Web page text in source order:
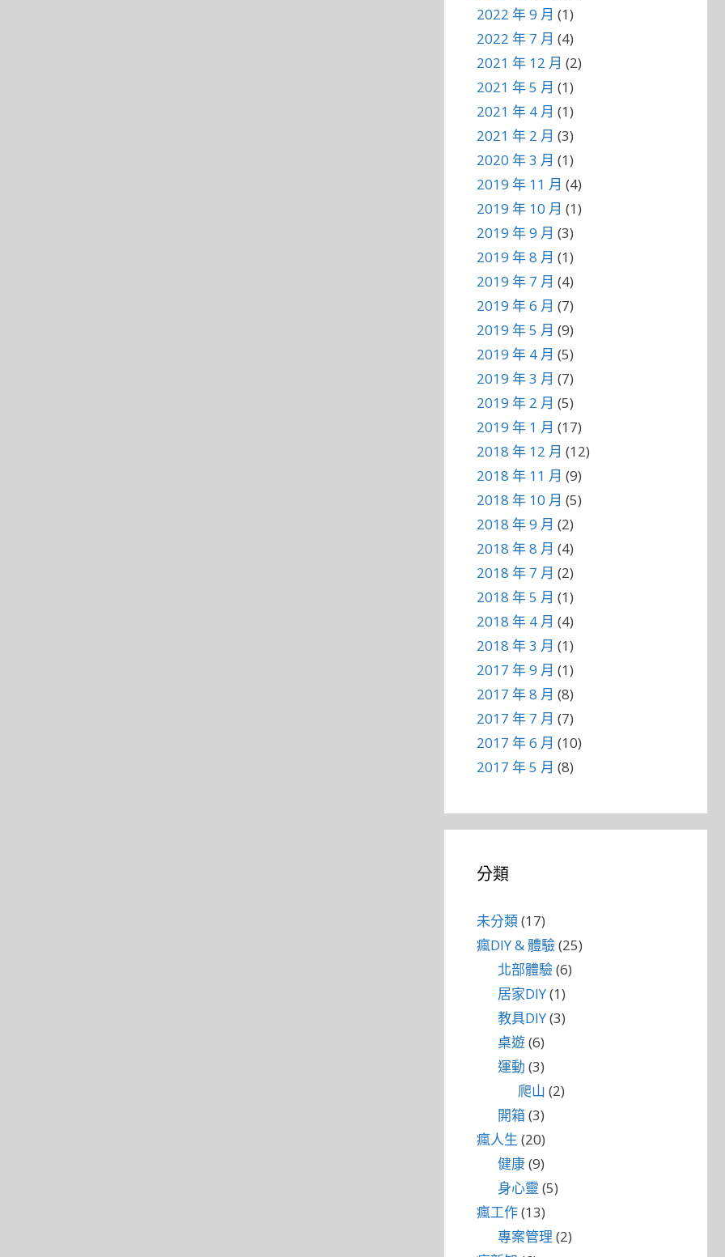
2022 年 9 月 (1)
2022 年 7 月 (4)
2021 年 12 月 (2)
2021 年 5 月 (1)
2021 年 4 月 (1)
2021 年 2 月 (3)
2020 年 3 月 (1)
2019 年 11 月 (4)
2019 年 10 月 (1)
2019 年 9 月 (3)
2019 年 8 月 (1)
2019 年 7 月 (4)
2019 年 6 月 (7)
2019 年 5 月 (9)
2019 年 4 月 (5)
2019 年 3 月 (7)
2019 年 2 月 (5)
2019 年 1 月 (17)
2018 年 12 月 (12)
2018 年 11 月 (9)
2018 年 10 月 (5)
2018 年 9 月 (2)
2018 年 8 月 (4)
2018 年 7 月 (2)
2018 年 5 月 (1)
2018 年 4 月 (4)
2018 年 3 月 (1)
2017 年 9 月 (1)
2017 年 8 月 (8)
2017 年 7 月 (7)
2017 年 6 月 (10)
2017 年 5 月 (8)
分類
未分類(17)
瘋DIY & 體驗(25)
北部體驗(6)
居家DIY(1)
教具DIY(3)
桌遊(6)
運動 (3)
爬山 (2)
開箱(3)
瘋人生 (20)
健康(9)
身心靈 (5)
瘋工作(13)
專案管理 (2)